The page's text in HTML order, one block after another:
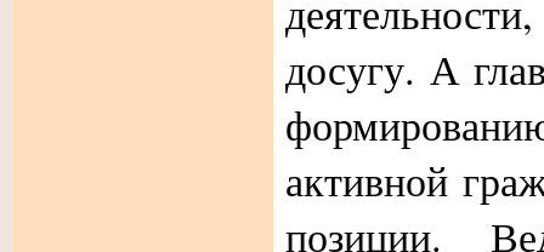
досугу. А
активной
позиции.